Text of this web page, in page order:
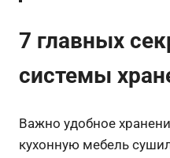
7 главных
системы
Важно удобное
кухонную мебель